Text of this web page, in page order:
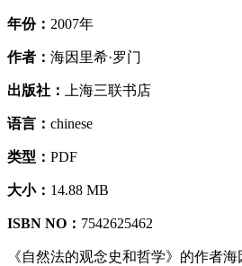
年份： 2007年
作者： 海因里希·罗门
出版社： 上海三联书店
语言： chinese
类型： PDF
大小： 14.88 MB
ISBN NO： 7542625462
《自然法的观念史和哲学》的作者